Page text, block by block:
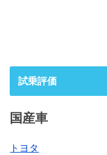
試乗評価
国産車
トヨタ